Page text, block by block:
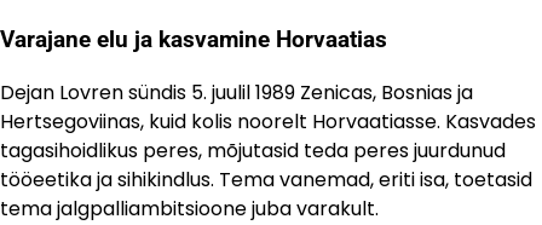
Varajane elu ja kasvamine Horvaatias
Dejan Lovren sündis 5. juulil 1989 Zenicas, Bosnias ja
Hertsegoviinas, kuid kolis noorelt Horvaatiasse. Kasvades
tagasihoidlikus peres, mõjutasid teda peres juurdunud
tööeetika ja sihikindlus. Tema vanemad, eriti isa, toetasid
tema jalgpalliambitsioone juba varakult.